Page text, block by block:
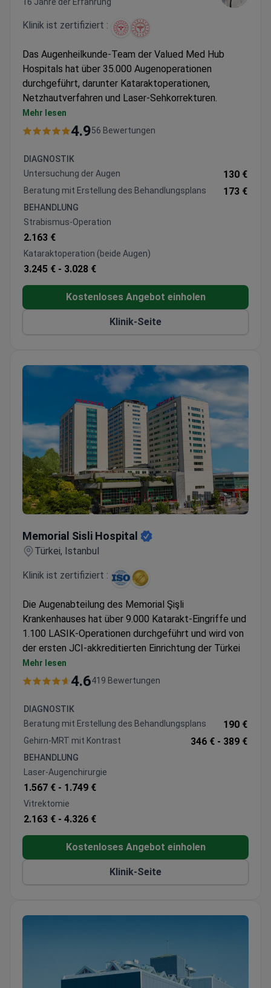
Klinik ist zertifiziert :
Das Augenheilkunde-Team der Valued Med Hub
Hospitals hat über 35.000 Augenoperationen
durchgeführt, darunter Kataraktoperationen,
Netzhautverfahren und Laser-Sehkorrekturen.
Spezialisiert auf fortschrittliche Techniken wie
Femto iLASIK, ReLEx SMILE und Vitrektomie
Alcon Pan-Optix und Johnson & Johnson Synergy
JCI-akkreditierte Einrichtung mit fachärztlich
ausgebildeten Chirurgen
Transplantationsverfahren durch
Mehr lesen
4.956 Bewertungen
DIAGNOSTIK
Untersuchung der Augen
130 €
Beratung mit Erstellung des Behandlungsplans 173 €
BEHANDLUNG
Strabismus-Operation
2.163 €
Kataraktoperation (beide Augen)
3.245 € - 3.028 €
Kostenloses Angebot einholen
Klinik-Seite
Memorial Sisli Hospital
Türkei, Istanbul
Klinik ist zertifiziert :
Die Augenabteilung des Memorial Şişli
Krankenhauses hat über 9.000 Katarakt-Eingriffe und
1.100 LASIK-Operationen durchgeführt und wird von
der ersten JCI-akkreditierten Einrichtung der Türkei
unterstützt.
Spezialisiert auf fortschrittliche Techniken wie
LASIK
Bietet Corneal Cross-Linking, Vitrektomie und
Strabismus-Chirurgie mit verstellbaren
Ausgestattet mit IOL-Master-Messung und 3D-
Augenkartierung für präzise Diagnostik
JCI- und LEED-Platin-zertifiziertes Krankenhaus
mit einer Patientenbewertung von 4,6/5
Mehr lesen
4.6419 Bewertungen
DIAGNOSTIK
Beratung mit Erstellung des Behandlungsplans
190 €
Gehirn-MRT mit Kontrast 346 € - 389 €
BEHANDLUNG
Laser-Augenchirurgie
1.567 € - 1.749 €
Vitrektomie
2.163 € - 4.326 €
Kostenloses Angebot einholen
Klinik-Seite